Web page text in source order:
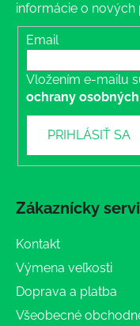
informácie o
Email
Vložením e-mailu
ochrany
PRIHLÁSIŤ SA
Zákaznícky
Kontakt
Výmena veľkosti
Doprava a platba
Všeobecné